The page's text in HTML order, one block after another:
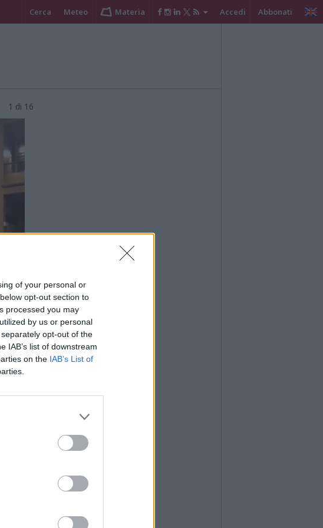
of your personal or
opt-out section to
processed you may
by us or personal
opt-out of the
IAB’s list of downstream
on the IAB’s List of
Cerca Meteo Materia Accedi Abbonati
1 di 16